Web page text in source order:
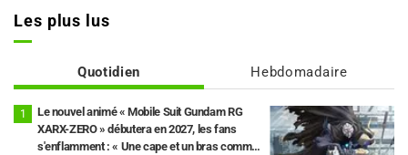
Les plus lus
Quotidien Hebdomadaire
Le nouvel animé « Mobile Suit Gundam RG
XARX-ZERO » débutera en 2027, les fans
s'enflamment : « Une cape et un bras comme